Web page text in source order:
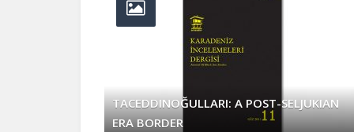
TACEDDINOĞULLARI: A POST-SELJUKIAN
ERA BORDER